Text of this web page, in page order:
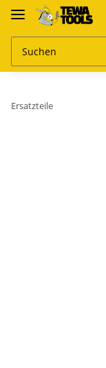
Ersatzteile